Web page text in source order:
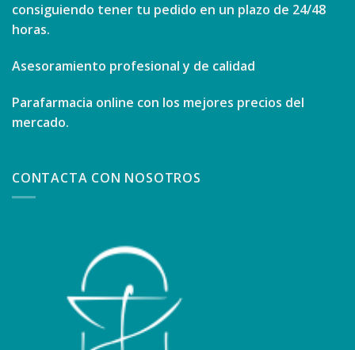
consiguiendo tener tu pedido en un plazo de 24/48
horas.
Asesoramiento profesional y de calidad
Parafarmacia online con los mejores precios del
mercado.
CONTACTA CON NOSOTROS